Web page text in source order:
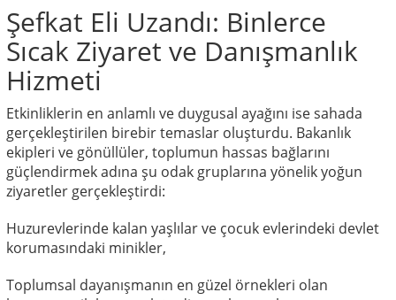
Şefkat Eli Uzandı: Binlerce
Sıcak Ziyaret ve Danışmanlık
Hizmeti
Etkinliklerin en anlamlı ve duygusal ayağını ise sahada
gerçekleştirilen birebir temaslar oluşturdu. Bakanlık
ekipleri ve gönüllüler, toplumun hassas bağlarını
güçlendirmek adına şu odak gruplarına yönelik yoğun
ziyaretler gerçekleştirdi:
Huzurevlerinde kalan yaşlılar ve çocuk evlerindeki devlet
korumasındaki minikler,
Toplumsal dayanışmanın en güzel örnekleri olan